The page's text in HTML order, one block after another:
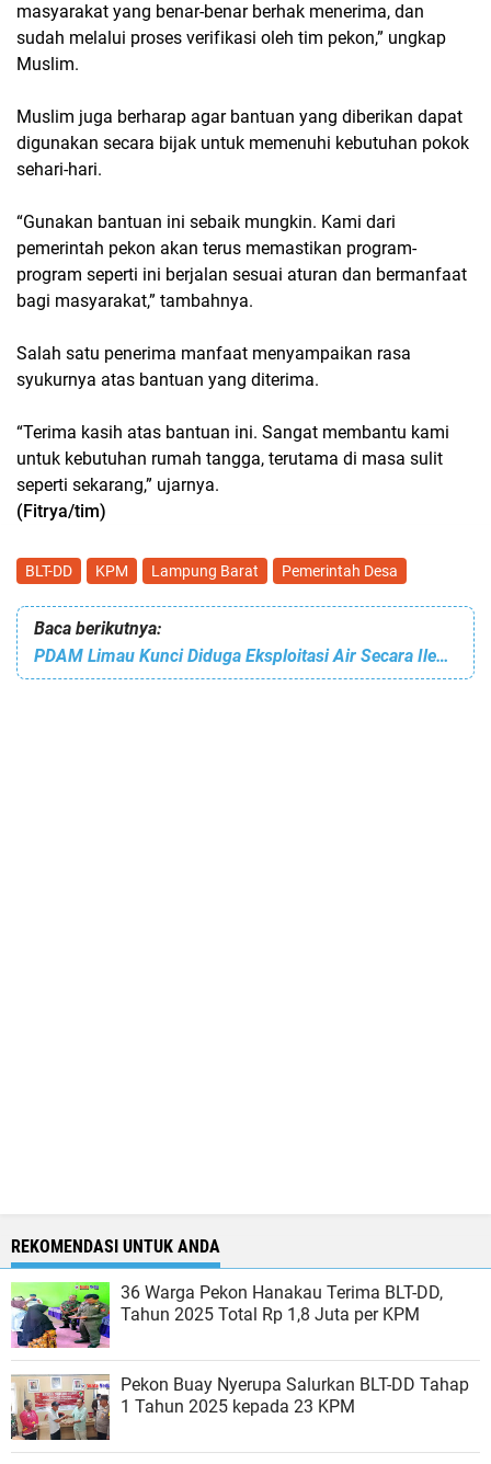
masyarakat yang benar-benar berhak menerima, dan
sudah melalui proses verifikasi oleh tim pekon,” ungkap
Muslim.
Muslim juga berharap agar bantuan yang diberikan dapat
digunakan secara bijak untuk memenuhi kebutuhan pokok
sehari-hari.
“Gunakan bantuan ini sebaik mungkin. Kami dari
pemerintah pekon akan terus memastikan program-
program seperti ini berjalan sesuai aturan dan bermanfaat
bagi masyarakat,” tambahnya.
Salah satu penerima manfaat menyampaikan rasa
syukurnya atas bantuan yang diterima.
“Terima kasih atas bantuan ini. Sangat membantu kami
untuk kebutuhan rumah tangga, terutama di masa sulit
seperti sekarang,” ujarnya.
(Fitrya/tim)
BLT-DD KPM Lampung Barat Pemerintah Desa
Baca berikutnya:
PDAM Limau Kunci Diduga Eksploitasi Air Secara Ilegal, Kejati Lampung Resmi Turun Tangan
REKOMENDASI UNTUK ANDA
36 Warga Pekon Hanakau Terima BLT-DD,
Tahun 2025 Total Rp 1,8 Juta per KPM
Pekon Buay Nyerupa Salurkan BLT-DD Tahap
1 Tahun 2025 kepada 23 KPM